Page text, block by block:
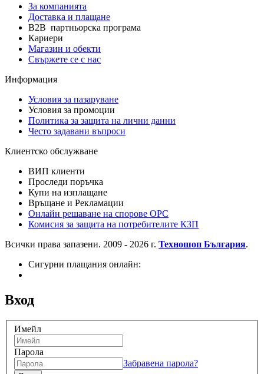
За компанията
Доставка и плащане
B2B партньорска програма
Кариери
Магазин и обекти
Свържете се с нас
Информация
Условия за пазаруване
Условия за промоции
Политика за защита на лични данни
Често задавани въпроси
Клиентско обслужване
ВИП клиенти
Проследи поръчка
Купи на изплащане
Връщане и Рекламации
Онлайн решаване на спорове OPC
Комисия за защита на потребителите КЗП
Всички права запазени. 2009 - 2026 г. Техношоп България.
Сигурни плащания онлайн:
Вход
Имейл
Парола
Забравена парола?